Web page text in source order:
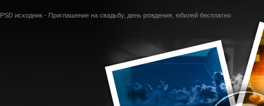
PSD исходник - Приглашение на свадьбу, день рождения, юбилей бесплатно